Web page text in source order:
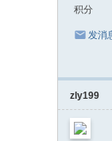
积分
发消
zly199